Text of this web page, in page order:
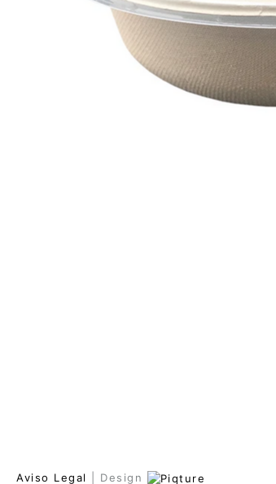
Aviso Legal | Design